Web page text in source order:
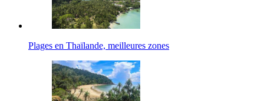
Plages en Thaïlande, meilleures zones